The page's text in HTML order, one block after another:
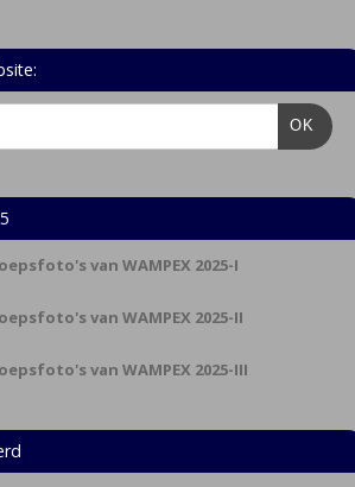
OK
van WAMPEX 2025-I
van WAMPEX 2025-II
van WAMPEX 2025-III